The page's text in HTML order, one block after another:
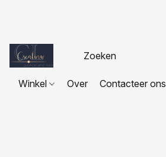
Winkel Over Contacteer ons